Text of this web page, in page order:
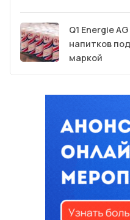
Q1 Energie
напитков
маркой